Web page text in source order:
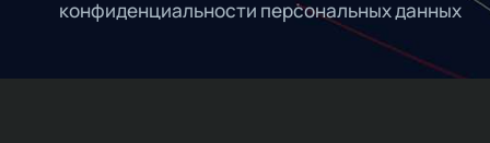
конфиденциальности персональных данных